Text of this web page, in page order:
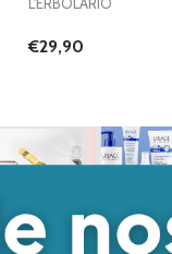
€29,90